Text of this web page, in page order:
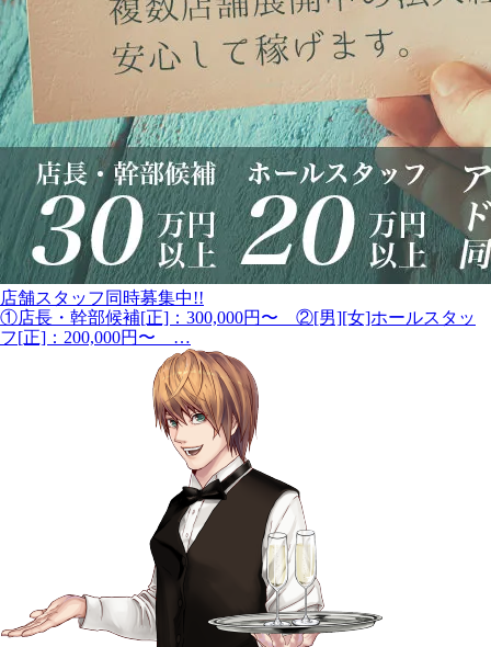
店舗スタッフ同時募集中!!
①店長・幹部候補[正]：300,000円〜 ②[男][女]ホールスタッ
フ[正]：200,000円〜 …